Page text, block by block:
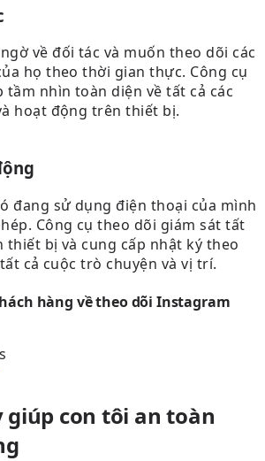
về đối tác và muốn theo dõi các
họ theo thời gian thực. Công cụ
tầm nhìn toàn diện về tất cả các
hoạt động trên thiết bị.
đang sử dụng điện thoại của mình
Công cụ theo dõi giám sát tất
thiết bị và cung cấp nhật ký theo
cả cuộc trò chuyện và vị trí.
hàng về theo dõi Instagram
giúp con tôi an toàn